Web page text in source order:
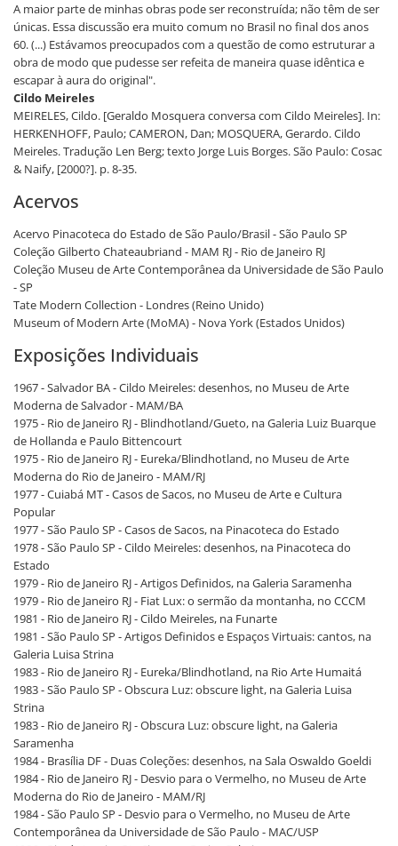
A maior parte de minhas obras pode ser reconstruída; não têm de ser
únicas. Essa discussão era muito comum no Brasil no final dos anos
60. (...) Estávamos preocupados com a questão de como estruturar a
obra de modo que pudesse ser refeita de maneira quase idêntica e
escapar à aura do original".
Cildo Meireles
MEIRELES, Cildo. [Geraldo Mosquera conversa com Cildo Meireles]. In:
HERKENHOFF, Paulo; CAMERON, Dan; MOSQUERA, Gerardo. Cildo
Meireles. Tradução Len Berg; texto Jorge Luis Borges. São Paulo: Cosac
& Naify, [2000?]. p. 8-35.
Acervos
Acervo Pinacoteca do Estado de São Paulo/Brasil - São Paulo SP
Coleção Gilberto Chateaubriand - MAM RJ - Rio de Janeiro RJ
Coleção Museu de Arte Contemporânea da Universidade de São Paulo
- SP
Tate Modern Collection - Londres (Reino Unido)
Museum of Modern Arte (MoMA) - Nova York (Estados Unidos)
Exposições Individuais
1967 - Salvador BA - Cildo Meireles: desenhos, no Museu de Arte
Moderna de Salvador - MAM/BA
1975 - Rio de Janeiro RJ - Blindhotland/Gueto, na Galeria Luiz Buarque
de Hollanda e Paulo Bittencourt
1975 - Rio de Janeiro RJ - Eureka/Blindhotland, no Museu de Arte
Moderna do Rio de Janeiro - MAM/RJ
1977 - Cuiabá MT - Casos de Sacos, no Museu de Arte e Cultura
Popular
1977 - São Paulo SP - Casos de Sacos, na Pinacoteca do Estado
1978 - São Paulo SP - Cildo Meireles: desenhos, na Pinacoteca do
Estado
1979 - Rio de Janeiro RJ - Artigos Definidos, na Galeria Saramenha
1979 - Rio de Janeiro RJ - Fiat Lux: o sermão da montanha, no CCCM
1981 - Rio de Janeiro RJ - Cildo Meireles, na Funarte
1981 - São Paulo SP - Artigos Definidos e Espaços Virtuais: cantos, na
Galeria Luisa Strina
1983 - Rio de Janeiro RJ - Eureka/Blindhotland, na Rio Arte Humaitá
1983 - São Paulo SP - Obscura Luz: obscure light, na Galeria Luisa
Strina
1983 - Rio de Janeiro RJ - Obscura Luz: obscure light, na Galeria
Saramenha
1984 - Brasília DF - Duas Coleções: desenhos, na Sala Oswaldo Goeldi
1984 - Rio de Janeiro RJ - Desvio para o Vermelho, no Museu de Arte
Moderna do Rio de Janeiro - MAM/RJ
1984 - São Paulo SP - Desvio para o Vermelho, no Museu de Arte
Contemporânea da Universidade de São Paulo - MAC/USP